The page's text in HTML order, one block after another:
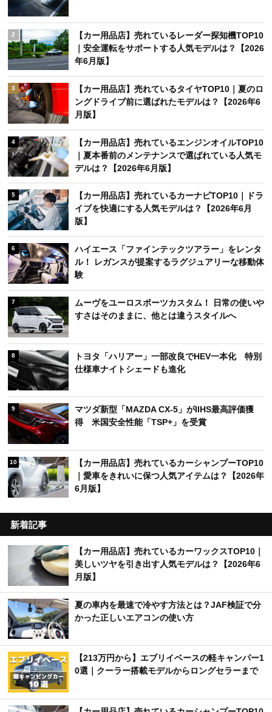
2
【カー用品店】売れているレーダー探知機TOP10
｜安全運転をサポートする人気モデルは？【2026
年6月版】
3
【カー用品店】売れているタイヤTOP10｜夏のロ
ングドライブ前に選ばれたモデルは？【2026年6
月版】
4
【カー用品店】売れているエンジンオイルTOP10
｜夏本番前のメンテナンスで選ばれている人気モ
デルは？【2026年6月版】
5
【カー用品店】売れているカーナビTOP10｜ドラ
イブを快適にする人気モデルは？【2026年6月
版】
6
ハイエース「ファインテックツアラー」をレンタ
ル！ レガンスが提案するラグジュアリーな移動体
験
7
ムーヴをユーロスポーツカスタム！ 日常の使いや
すさはそのままに、他とは違うスタイルへ
8
トヨタ「ハリアー」一部改良でHEV一本化 特別
仕様車ナイトシェードも進化
9
マツダ新型「MAZDA CX-5」がIIHS最高評価獲
得 米国安全性能「TSP+」を受賞
10
【カー用品店】売れているカーシャンプーTOP10
｜愛車をきれいに保つ人気アイテムは？【2026年
6月版】
新着記事
【カー用品店】売れているカーワックスTOP10｜
美しいツヤを引き出す人気モデルは？【2026年6
月版】
夏の車内を最速で冷やす方法とは？JAF検証で分
かった正しいエアコンの使い方
【213万円から】エブリイベースの軽キャンパー1
0選｜クーラー搭載モデルからロングセラーまで